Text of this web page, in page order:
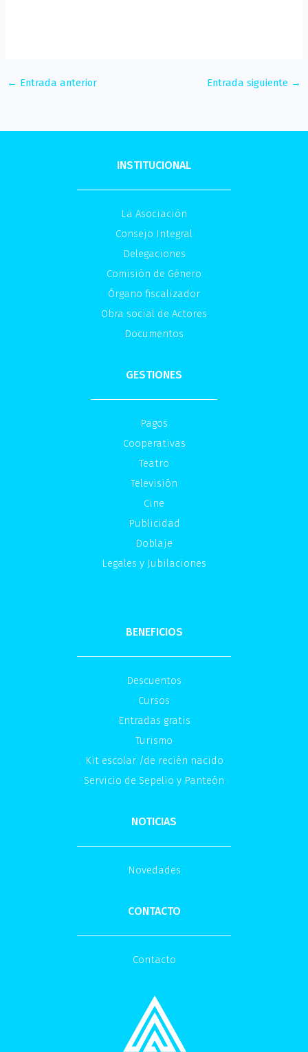
← Entrada anterior Entrada siguiente →
INSTITUCIONAL
La Asociación
Consejo Integral
Delegaciones
Comisión de Género
Órgano fiscalizador
Obra social de Actores
Documentos
GESTIONES
Pagos
Cooperativas
Teatro
Televisión
Cine
Publicidad
Doblaje
Legales y Jubilaciones
BENEFICIOS
Descuentos
Cursos
Entradas gratis
Turismo
Kit escolar /de recién nacido
Servicio de Sepelio y Panteón
NOTICIAS
Novedades
CONTACTO
Contacto